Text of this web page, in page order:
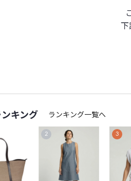
下
キング ランキング一覧へ
2 3